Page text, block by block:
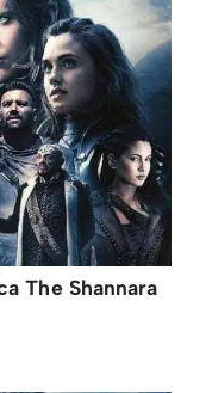
The Shannara